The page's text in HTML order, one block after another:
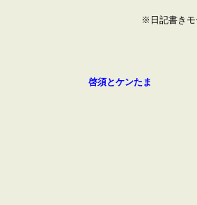
※日記書きモ
啓須とケンたま